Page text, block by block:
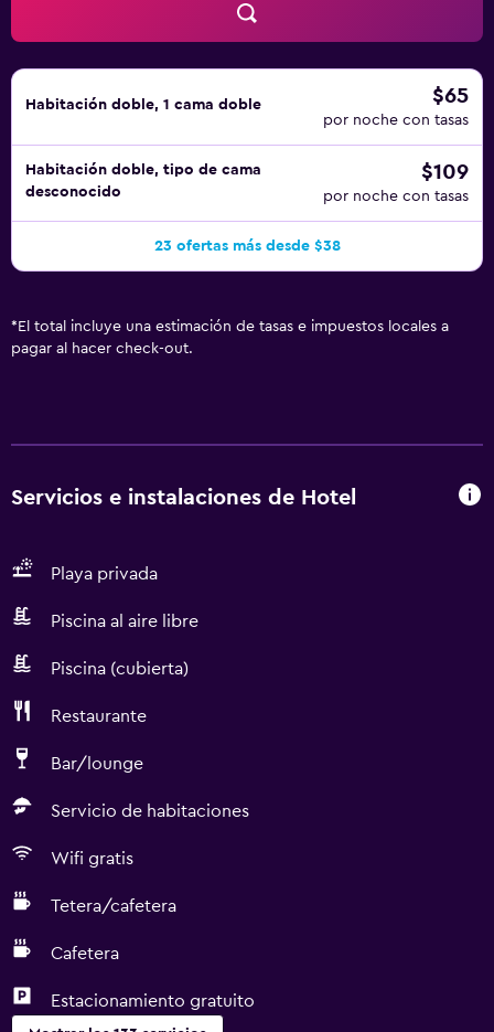
abajo en las instalaciones o cerca del alojamiento (es
posible que se aplique un recargo).
Habitación doble, 1 cama doble $65
por noche con tasas
Habitación doble, tipo de cama
desconocido
$109
por noche con tasas
23 ofertas más desde $38
* El total incluye una estimación de tasas e impuestos locales a
pagar al hacer check-out.
Servicios e instalaciones de Hotel
Playa privada
Piscina al aire libre
Piscina (cubierta)
Restaurante
Bar/lounge
Servicio de habitaciones
Wifi gratis
Tetera/cafetera
Cafetera
Estacionamiento gratuito